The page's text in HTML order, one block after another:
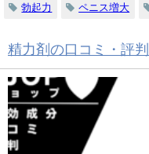
勃起力 ペニス増大
精力剤の口コミ・評判